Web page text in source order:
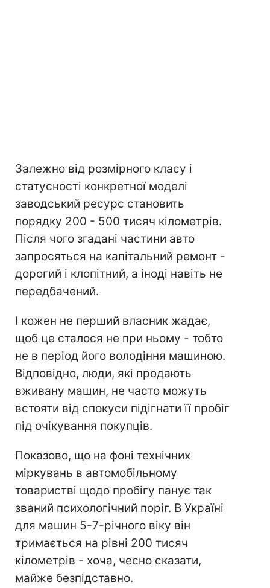
Залежно від розмірного класу і
статусності конкретної моделі
заводський ресурс становить
порядку 200 - 500 тисяч кілометрів.
Після чого згадані частини авто
запросяться на капітальний ремонт -
дорогий і клопітний, а іноді навіть не
передбачений.
І кожен не перший власник жадає,
щоб це сталося не при ньому - тобто
не в період його володіння машиною.
Відповідно, люди, які продають
вживану машин, не часто можуть
встояти від спокуси підігнати її пробіг
під очікування покупців.
Показово, що на фоні технічних
міркувань в автомобільному
товаристві щодо пробігу панує так
званий психологічний поріг. В Україні
для машин 5-7-річного віку він
тримається на рівні 200 тисяч
кілометрів - хоча, чесно сказати,
майже безпідставно.